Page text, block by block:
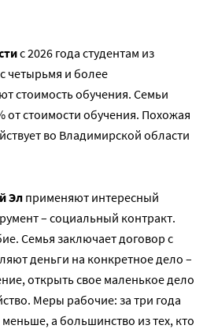
с 2026 года студентам из
четырьмя и более
стоимость обучения. Семьи
от стоимости обучения. Похожая
во Владимирской области
Эл применяют интересный
– социальный контракт.
Семья заключает договор с
деньги на конкретное дело –
открыть свое маленькое дело
Меры рабочие: за три года
а большинство из тех, кто